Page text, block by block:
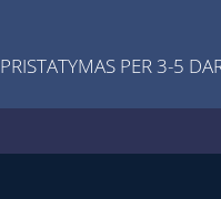
PRISTATYMAS PER 3-5